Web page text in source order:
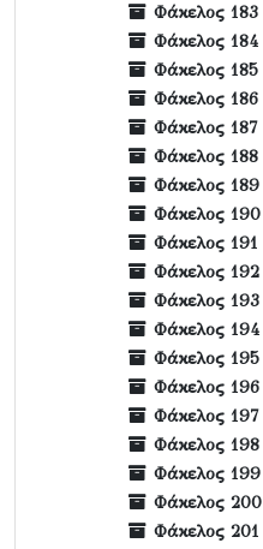
Φάκελος 183
Φάκελος 184
Φάκελος 185
Φάκελος 186
Φάκελος 187
Φάκελος 188
Φάκελος 189
Φάκελος 190
Φάκελος 191
Φάκελος 192
Φάκελος 193
Φάκελος 194
Φάκελος 195
Φάκελος 196
Φάκελος 197
Φάκελος 198
Φάκελος 199
Φάκελος 200
Φάκελος 201